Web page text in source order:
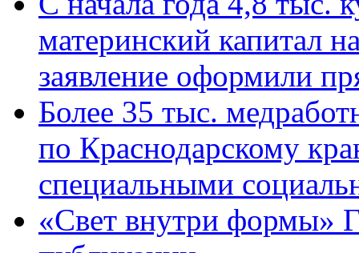
материнский капитал
заявление оформили
Более 35 тыс.
по Краснодарскому
специальными
«Свет внутри формы»